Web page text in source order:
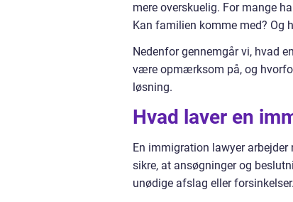
mere overskuelig. For mange
Kan familien komme med? Og
Nedenfor gennemgår vi, hvad
være opmærksom på, og
løsning.
Hvad laver en
En immigration lawyer arbejder
sikre, at ansøgninger og
unødige afslag eller forsinkelser.